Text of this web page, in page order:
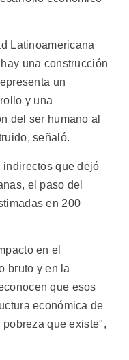
Latinoamericana
una construcción
un
y una
del ser humano al
señaló.
indirectos que dejó
el paso del
en 200
en el
bruto y en la
que esos
económica de
que existe",